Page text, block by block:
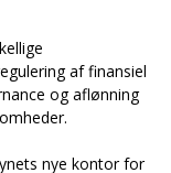
af finansiel
og aflønning
nye kontor for